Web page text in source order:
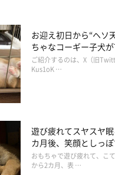
のことも悪く言うつもりな
番きれいな茶色だと思ってる
か僕悪口言われて
お迎え初日から“ヘソ
ちゃなコーギー子犬
コ“コーギースマイル”
長！
ご紹介するのは、X（旧
Kus1oK …
遊び疲れてスヤスヤ
カ月後、笑顔としっ
成長！
おもちゃで遊び疲れて、こ
から2カ月、表 …